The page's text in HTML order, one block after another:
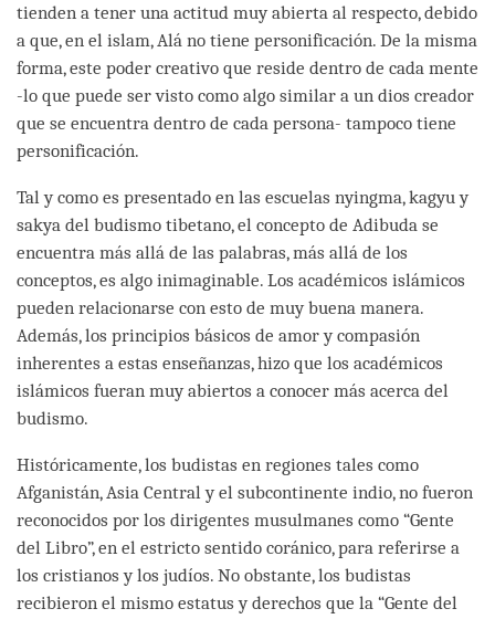
tienden a tener una actitud muy abierta al respecto, debido
a que, en el islam, Alá no tiene personificación. De la misma
forma, este poder creativo que reside dentro de cada mente
-lo que puede ser visto como algo similar a un dios creador
que se encuentra dentro de cada persona- tampoco tiene
personificación.
Tal y como es presentado en las escuelas nyingma, kagyu y
sakya del budismo tibetano, el concepto de Adibuda se
encuentra más allá de las palabras, más allá de los
conceptos, es algo inimaginable. Los académicos islámicos
pueden relacionarse con esto de muy buena manera.
Además, los principios básicos de amor y compasión
inherentes a estas enseñanzas, hizo que los académicos
islámicos fueran muy abiertos a conocer más acerca del
budismo.
Históricamente, los budistas en regiones tales como
Afganistán, Asia Central y el subcontinente indio, no fueron
reconocidos por los dirigentes musulmanes como “Gente
del Libro”, en el estricto sentido coránico, para referirse a
los cristianos y los judíos. No obstante, los budistas
recibieron el mismo estatus y derechos que la “Gente del